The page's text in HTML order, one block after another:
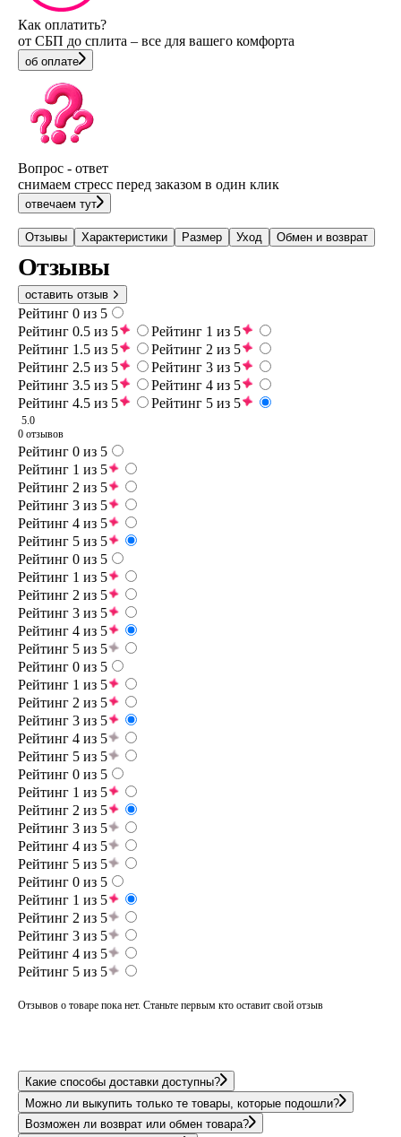
Как оплатить?
от СБП до сплита – все для вашего комфорта
об оплате
Вопрос - ответ
снимаем стресс перед заказом в один клик
отвечаем тут
Отзывы Характеристики Размер Уход Обмен и возврат
Отзывы
оставить отзыв
Рейтинг 0 из 5
Рейтинг 0.5 из 5
Рейтинг 1 из 5
Рейтинг 1.5 из 5
Рейтинг 2 из 5
Рейтинг 2.5 из 5
Рейтинг 3 из 5
Рейтинг 3.5 из 5
Рейтинг 4 из 5
Рейтинг 4.5 из 5
Рейтинг 5 из 5
5.0
0 отзывов
Рейтинг 0 из 5
Рейтинг 1 из 5
Рейтинг 2 из 5
Рейтинг 3 из 5
Рейтинг 4 из 5
Рейтинг 5 из 5
Рейтинг 0 из 5
Рейтинг 1 из 5
Рейтинг 2 из 5
Рейтинг 3 из 5
Рейтинг 4 из 5
Рейтинг 5 из 5
Рейтинг 0 из 5
Рейтинг 1 из 5
Рейтинг 2 из 5
Рейтинг 3 из 5
Рейтинг 4 из 5
Рейтинг 5 из 5
Рейтинг 0 из 5
Рейтинг 1 из 5
Рейтинг 2 из 5
Рейтинг 3 из 5
Рейтинг 4 из 5
Рейтинг 5 из 5
Рейтинг 0 из 5
Рейтинг 1 из 5
Рейтинг 2 из 5
Рейтинг 3 из 5
Рейтинг 4 из 5
Рейтинг 5 из 5
Отзывов о товаре пока нет. Станьте первым кто оставит свой отзыв
Какие способы доставки доступны?
Можно ли выкупить только те товары, которые подошли?
Возможен ли возврат или обмен товара?